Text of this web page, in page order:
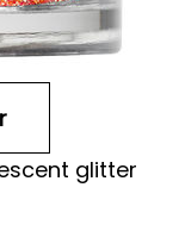
glitter